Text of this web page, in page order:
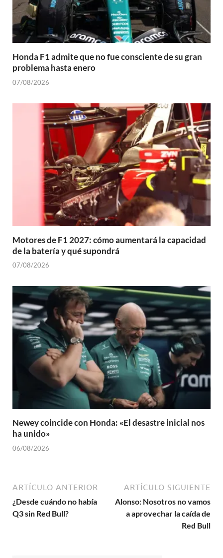
Honda F1 admite que no fue consciente de su gran
problema hasta enero
07/08/2026
Motores de F1 2027: cómo aumentará la capacidad
de la batería y qué supondrá
07/08/2026
Newey coincide con Honda: «El desastre inicial nos
ha unido»
06/08/2026
ARTÍCULO ANTERIOR
¿Desde cuándo no había
Q3 sin Red Bull?
ARTÍCULO SIGUIENTE
Alonso: Nosotros no vamos
a aprovechar la caída de
Red Bull